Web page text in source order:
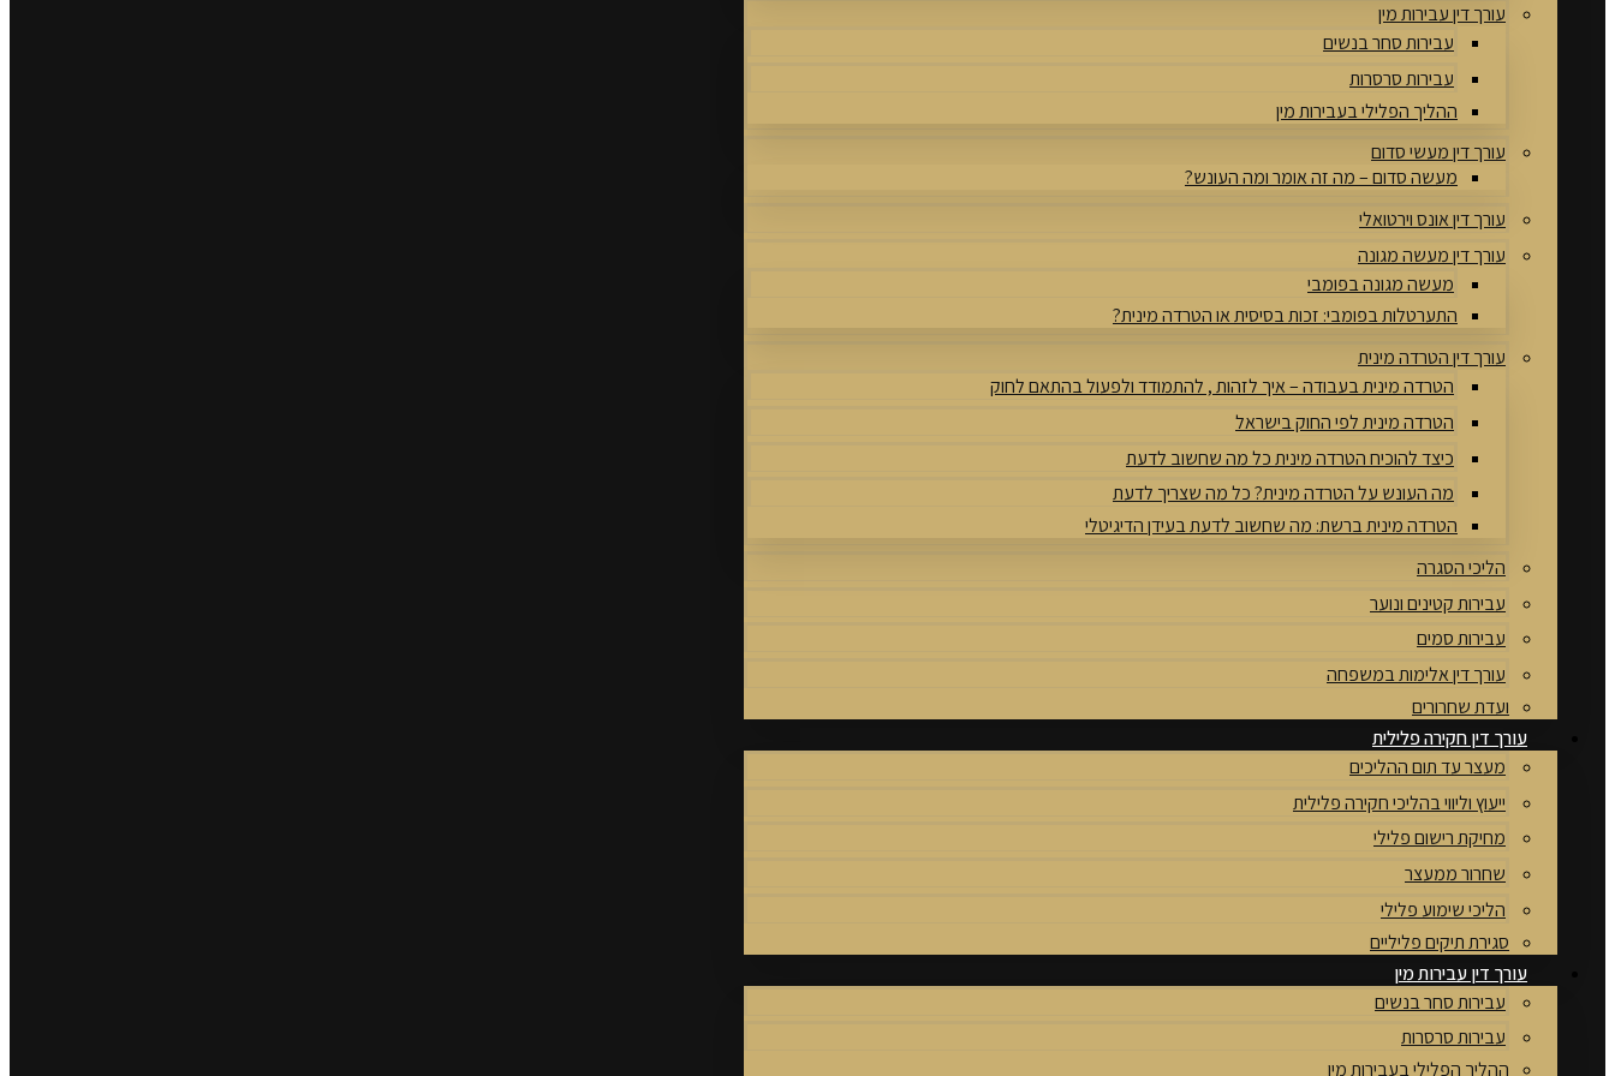
עורך דין עבירות מין
עבירות סחר בנשים
עבירות סרסרות
ההליך הפלילי בעבירות מין
עורך דין מעשי סדום
מעשה סדום – מה זה אומר ומה העונש?
עורך דין אונס וירטואלי
עורך דין מעשה מגונה
מעשה מגונה בפומבי
התערטלות בפומבי: זכות בסיסית או הטרדה מינית?
עורך דין הטרדה מינית
הטרדה מינית בעבודה – איך לזהות , להתמודד ולפעול בהתאם לחוק
הטרדה מינית לפי החוק בישראל
כיצד להוכיח הטרדה מינית כל מה שחשוב לדעת
מה העונש על הטרדה מינית? כל מה שצריך לדעת
הטרדה מינית ברשת: מה שחשוב לדעת בעידן הדיגיטלי
הליכי הסגרה
עבירות קטינים ונוער
עבירות סמים
עורך דין אלימות במשפחה
ועדת שחרורים
עורך דין חקירה פלילית
מעצר עד תום ההליכים
ייעוץ וליווי בהליכי חקירה פלילית
מחיקת רישום פלילי
שחרור ממעצר
הליכי שימוע פלילי
סגירת תיקים פליליים
עורך דין עבירות מין
עבירות סחר בנשים
עבירות סרסרות
ההליך הפלילי בעבירות מין